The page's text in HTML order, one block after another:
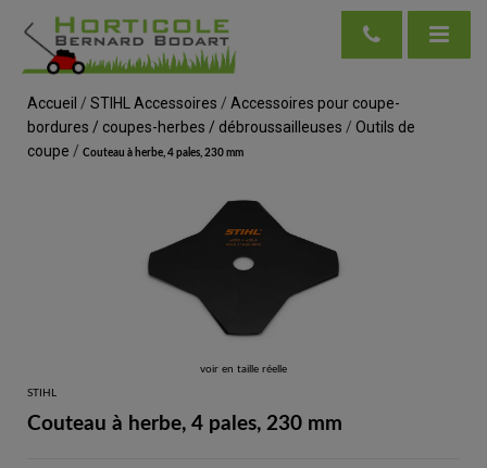
Accueil / STIHL Accessoires / Accessoires pour coupe-
bordures / coupes-herbes / débroussailleuses / Outils de
coupe / Couteau à herbe, 4 pales, 230 mm
voir en taille réelle
STIHL
Couteau à herbe, 4 pales, 230 mm